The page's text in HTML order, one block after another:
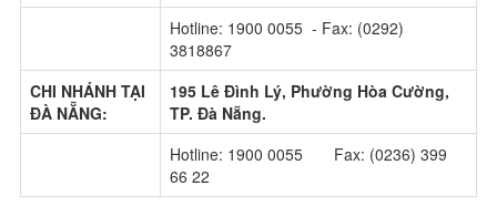
Hotline: 1900 0055 - Fax: (0292)
3818867
CHI NHÁNH TẠI
ĐÀ NẴNG:
195 Lê Đình Lý, Phường Hòa Cường,
TP. Đà Nẵng.
Hotline: 1900 0055 Fax: (0236) 399
66 22